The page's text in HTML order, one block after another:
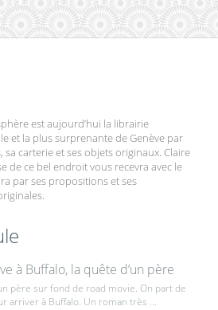
est aujourd’hui la librairie
et la plus surprenante de Genève par
carterie et ses objets originaux. Claire
de ce bel endroit vous recevra avec le
par ses propositions et ses
à Buffalo, la quête d’un père
père sur fond de road movie. On part de
arriver à Buffalo. Un roman très ...